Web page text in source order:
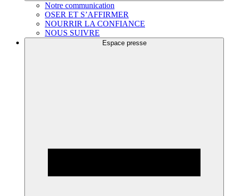
Notre communication
OSER ET S’AFFIRMER
NOURRIR LA CONFIANCE
NOUS SUIVRE
Espace presse